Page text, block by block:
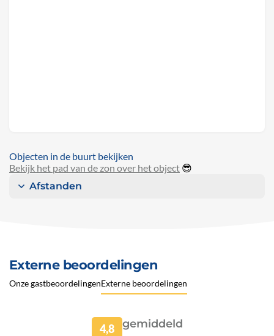
Objecten in de buurt bekijken
Bekijk het pad van de zon over het object 😎
Afstanden
Externe beoordelingen
Onze gastbeoordelingenExterne beoordelingen
4,8 gemiddeld